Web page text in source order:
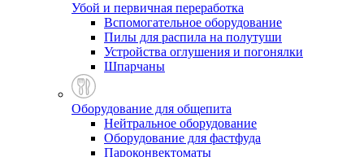
Убой и первичная переработка
Вспомогательное оборудование
Пилы для распила на полутуши
Устройства оглушения и погонялки
Шпарчаны
Оборудование для общепита
Нейтральное оборудование
Оборудование для фастфуда
Пароконвектоматы